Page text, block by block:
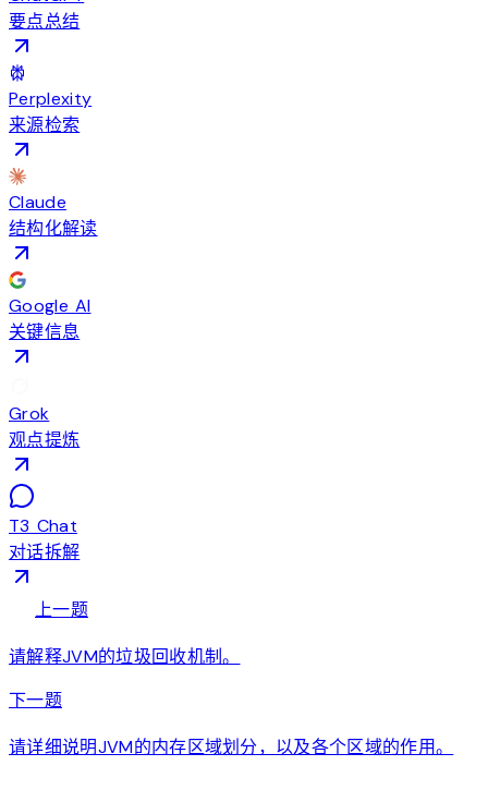
要点总结
Perplexity
来源检索
Claude
结构化解读
Google AI
关键信息
Grok
观点提炼
T3 Chat
对话拆解
上一题
请解释JVM的垃圾回收机制。
下一题arrow_forward
请详细说明JVM的内存区域划分，以及各个区域的作用。